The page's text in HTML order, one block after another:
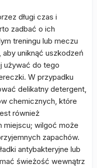
długi czas i
zadbać o ich
treningu lub meczu
uniknąć uszkodzeń
używać do tego
W przypadku
delikatny detergent,
chemicznych, które
również
miejscu; wilgoć może
zapachów.
antybakteryjne lub
świeżość wewnątrz